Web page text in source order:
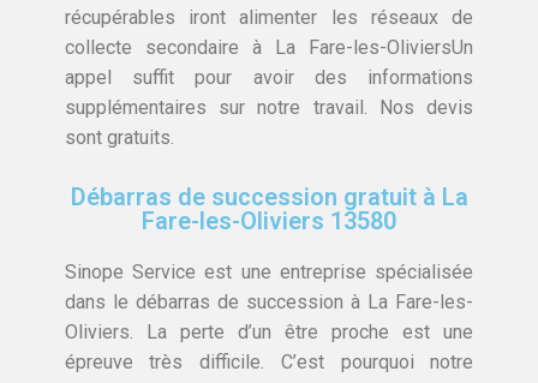
récupérables iront alimenter les réseaux de
collecte secondaire à La Fare-les-OliviersUn
appel suffit pour avoir des informations
supplémentaires sur notre travail. Nos devis
sont gratuits.
Débarras de succession gratuit à La
Fare-les-Oliviers 13580
Sinope Service est une entreprise spécialisée
dans le débarras de succession à La Fare-les-
Oliviers. La perte d’un être proche est une
épreuve très difficile. C’est pourquoi notre